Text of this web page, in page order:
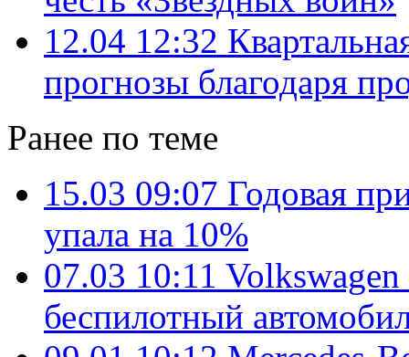
12.04 12:32
прогнозы благодаря
Ранее по теме
15.03 09:07 Годовая
упала на 10%
07.03 10:11 Volkswagen
беспилотный